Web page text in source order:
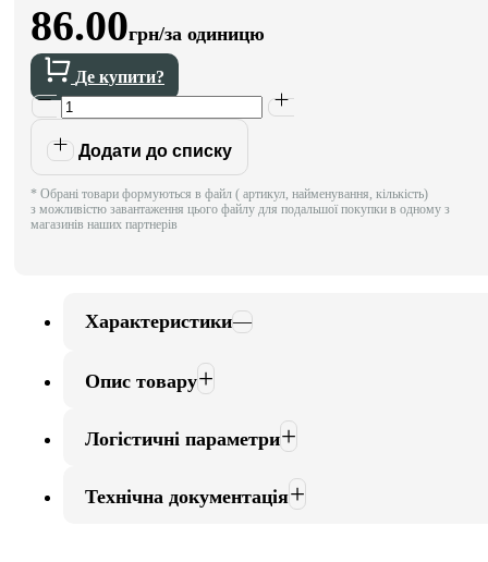
86.00грн/за одиницю
Де купити?
Додати до списку
* Обрані товари формуються в файл ( артикул, найменування, кількість)
з можливістю завантаження цього файлу для подальшої покупки в одному з
магазинів наших партнерів
Характеристики
Опис товару
Логістичні параметри
Технічна документація